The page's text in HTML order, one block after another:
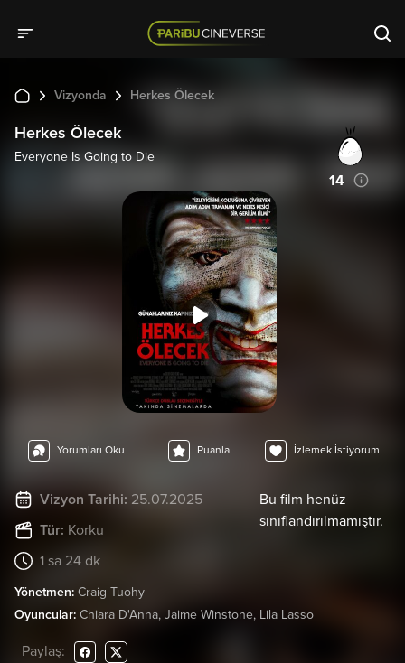
Vizyonda Herkes Ölecek
Herkes Ölecek
Everyone Is Going to Die
14
Yorumları Oku Puanla İzlemek İstiyorum
Vizyon Tarihi: 25.07.2025
Tür: Korku
1 sa 24 dk
Bu film henüz
sınıflandırılmamıştır.
Yönetmen: Craig Tuohy
Oyuncular: Chiara D'Anna, Jaime Winstone, Lila Lasso
Paylaş: